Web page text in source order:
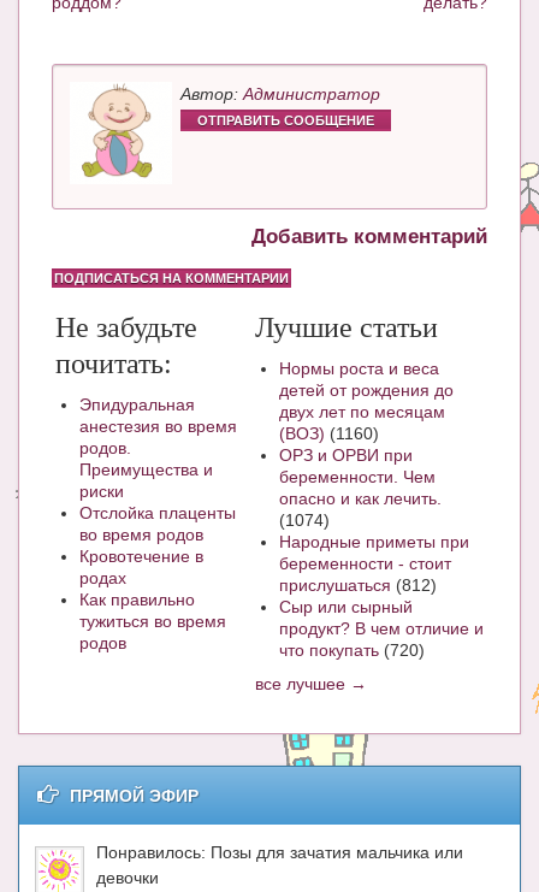
Автор: Администратор
ОТПРАВИТЬ СООБЩЕНИЕ
Добавить комментарий
ПОДПИСАТЬСЯ НА КОММЕНТАРИИ
Не забудьте
почитать:
Эпидуральная
анестезия во время
родов.
Преимущества и
риски
Отслойка плаценты
во время родов
Кровотечение в
родах
Как правильно
тужиться во время
родов
Лучшие статьи
Нормы роста и веса
детей от рождения до
двух лет по месяцам
(ВОЗ) (1160)
ОРЗ и ОРВИ при
беременности. Чем
опасно и как лечить.
(1074)
Народные приметы при
беременности - стоит
прислушаться (812)
Сыр или сырный
продукт? В чем отличие и
что покупать (720)
все лучшее →
ПРЯМОЙ ЭФИР
Понравилось: Позы для зачатия мальчика или
девочки